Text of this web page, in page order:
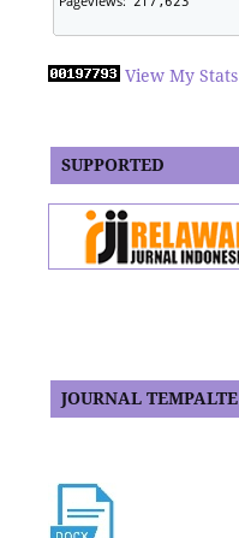
View My Stats
SUPPORTED
JOURNAL TEMPALTE